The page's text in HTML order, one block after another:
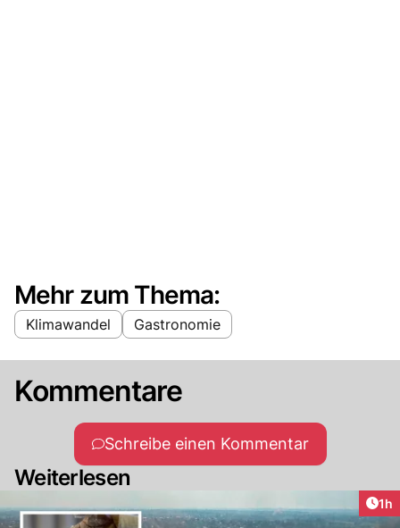
Mehr zum Thema:
Klimawandel Gastronomie
Kommentare
Schreibe einen Kommentar
Weiterlesen
1h